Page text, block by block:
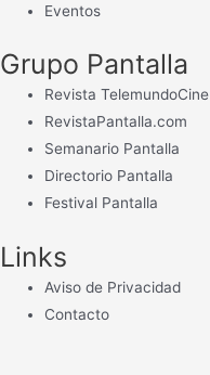
Eventos
Grupo Pantalla
Revista TelemundoCine
RevistaPantalla.com
Semanario Pantalla
Directorio Pantalla
Festival Pantalla
Links
Aviso de Privacidad
Contacto